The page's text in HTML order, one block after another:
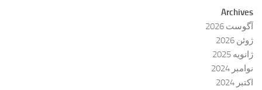
Archives
آگوست 2026
ژوئن 2026
ژانویه 2025
نوامبر 2024
اکتبر 2024